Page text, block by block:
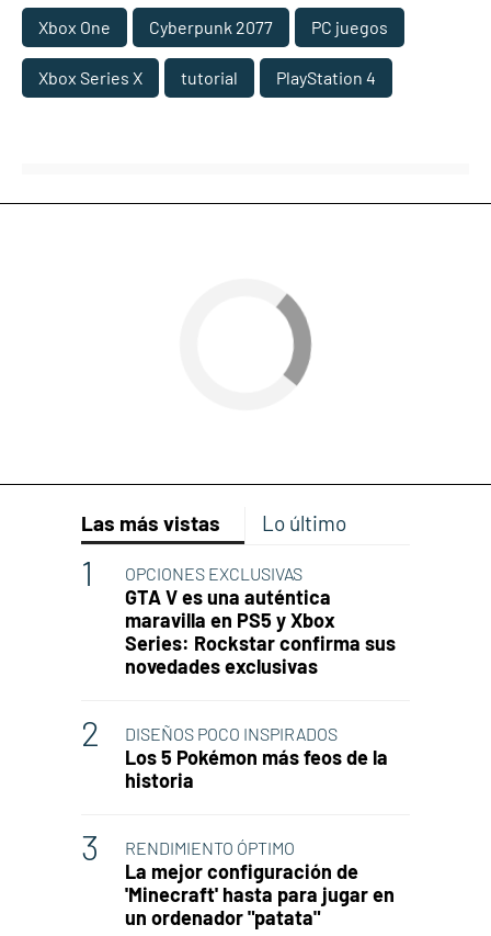
Xbox One Cyberpunk 2077 PC juegos
Xbox Series X tutorial PlayStation 4
Las más vistas Lo último
OPCIONES EXCLUSIVAS
GTA V es una auténtica
maravilla en PS5 y Xbox
Series: Rockstar confirma sus
novedades exclusivas
DISEÑOS POCO INSPIRADOS
Los 5 Pokémon más feos de la
historia
RENDIMIENTO ÓPTIMO
La mejor configuración de
'Minecraft' hasta para jugar en
un ordenador "patata"